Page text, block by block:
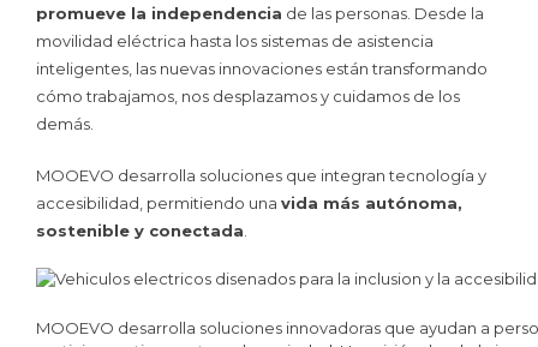
promueve la independencia de las personas. Desde la
movilidad eléctrica hasta los sistemas de asistencia
inteligentes, las nuevas innovaciones están transformando
cómo trabajamos, nos desplazamos y cuidamos de los
demás.
MOOEVO desarrolla soluciones que integran tecnología y
accesibilidad, permitiendo una vida más autónoma,
sostenible y conectada
MOOEVO desarrolla soluciones innovadoras que ayudan a